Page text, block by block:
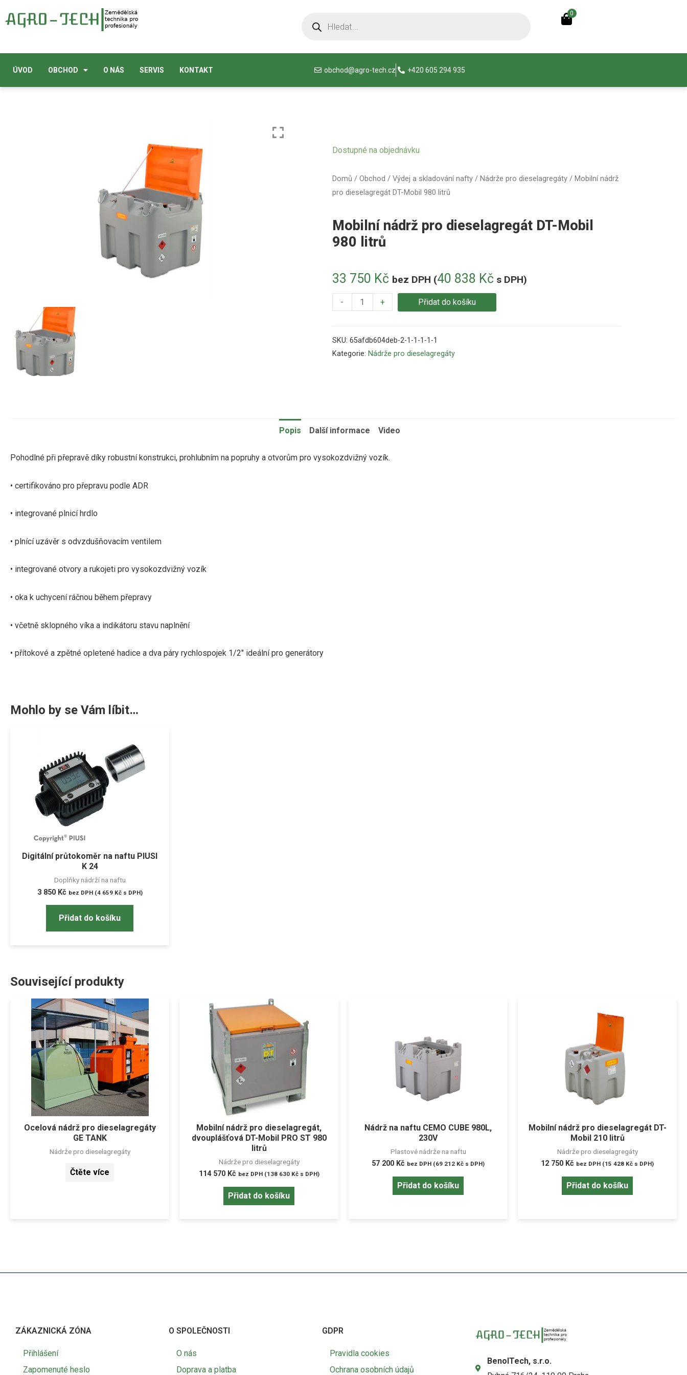
0
ÚVOD OBCHOD O NÁS SERVIS KONTAKT obchod@agro-tech.cz +420 605 294 935
Domů / Obchod / Výdej a skladování nafty/ Nádrže pro dieselagregáty/ Mobilní nádrž
pro dieselagregát DT-Mobil 980 litrů
Mobilní nádrž pro dieselagregát DT-Mobil
980 litrů
33 750 Kč bez DPH (40 838 Kčs DPH)
Dostupné na objednávku
- + Přidat do košíku
SKU: 65afdb604deb-2-1-1-1-1-1
Kategorie: Nádrže pro dieselagregáty
Popis Další informace Video
Pohodlné při přepravě díky robustní konstrukci, prohlubním na popruhy a otvorům pro vysokozdvižný vozík.
• certifikováno pro přepravu podle ADR
• integrované plnicí hrdlo
• plnící uzávěr s odvzdušňovacím ventilem
• integrované otvory a rukojeti pro vysokozdvižný vozík
• oka k uchycení ráčnou během přepravy
• včetně sklopného víka a indikátoru stavu naplnění
• přítokové a zpětné opletené hadice a dva páry rychlospojek 1/2″ ideální pro generátory
Mohlo by se Vám líbit…
Digitální průtokoměr na naftu PIUSI
K 24
Doplňky nádrží na naftu
3 850 Kč bez DPH (4 659 Kčs DPH)
Přidat do košíku
Související produkty
Ocelová nádrž pro dieselagregáty
GE TANK
Nádrže pro dieselagregáty
Čtěte více
Mobilní nádrž pro dieselagregát,
dvouplášťová DT-Mobil PRO ST 980
litrů
Nádrže pro dieselagregáty
114 570 Kč bez DPH (138 630 Kčs DPH)
Přidat do košíku
Nádrž na naftu CEMO CUBE 980L,
230V
Plastové nádrže na naftu
57 200 Kč bez DPH (69 212 Kč s DPH)
Přidat do košíku
Mobilní nádrž pro dieselagregát DT-
Mobil 210 litrů
Nádrže pro dieselagregáty
12 750 Kč bez DPH (15 428 Kč s DPH)
Přidat do košíku
ZÁKAZNICKÁ ZÓNA
Přihlášení
Zapomenuté heslo
O SPOLEČNOSTI
O nás
Doprava a platba
GDPR
Pravidla cookies
Ochrana osobních údajů
BenolTech, s.r.o.